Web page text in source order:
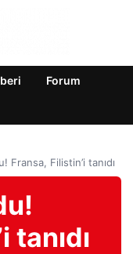
Forum
Fransa, Filistin’i tanıdı
tanıdı